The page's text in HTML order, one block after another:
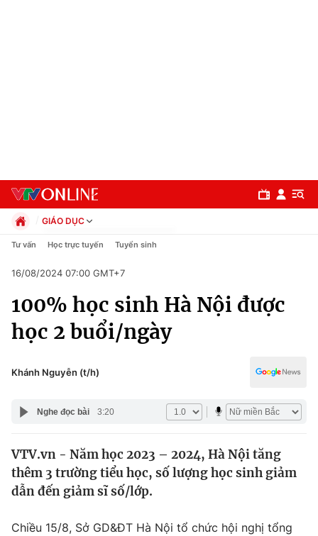
Chuyên mục
Chính trị
Pháp luật
Thế giới
Kinh tế
GIÁO DỤC
Chính trị
Pháp luật
Kinh tế
Thể thao
Truyền hình
Y tế
Công nghệ
Tư vấn Học trực tuyến Tuyển sinh
16/08/2024 07:00 GMT+7
100% học sinh Hà Nội được
học 2 buổi/ngày
Khánh Nguyễn (t/h)
Nghe đọc bài 3:20
VTV.vn - Năm học 2023 – 2024, Hà Nội tăng
thêm 3 trường tiểu học, số lượng học sinh giảm
dẫn đến giảm sĩ số/lớp.
Chiều 15/8, Sở GD&ĐT Hà Nội tổ chức hội nghị tổng